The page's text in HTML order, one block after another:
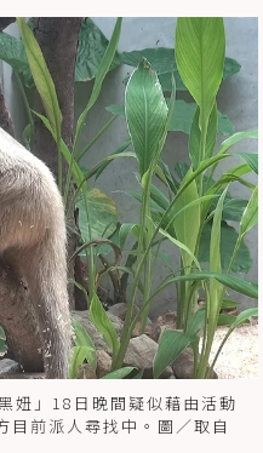
妞」18日晚間疑似藉由活動
目前派人尋找中。圖／取自